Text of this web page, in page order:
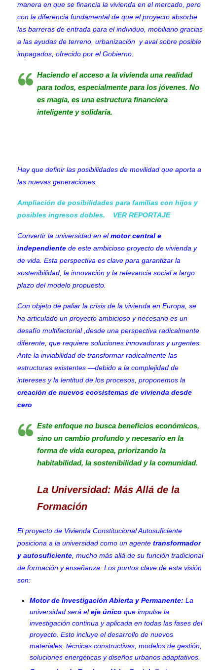
manera en que se financia la vivienda en el mercado, pero
con la diferencia fundamental de que el proyecto absorbe
las barreras de entrada para el individuo, mobiliario gracias
a las ayudas de terreno urbanización y aval sobre posible
impagados, ofrecido por el Gobierno.
Haciendo el acceso a la vivienda una realidad
para todos, especialmente para los jóvenes. No
es magia, es una estructura financiera
inteligente y solidaria.
Hay que definir las posibilidades de movilidad que aporta a
las nuevas generaciones.
Ampliación de posibilidades para familias con hijos y
posibles ingresos dobles. VER REPORTAJE
Convertir la universidad en elmotor central e
independiente de este ambicioso proyecto de vivienda y
de vida. Esta perspectiva es clave para garantizar la
sostenibilidad, la innovación y la relevancia social a largo
plazo del modelo propuesto.
Con objeto de paliar la crisis de la vivienda en Europa, se
ha articulado un proyecto ambicioso y necesario es un
desafío multifactorial ,desde una perspectiva radicalmente
diferente, que requiere soluciones innovadoras y urgentes.
Ante la inviabilidad de transformar radicalmente las
estructuras existentes —debido a la complejidad de
intereses y la lentitud de los procesos, proponemos la
creación de nuevos ecosistemas de vivienda desde
cero
Este enfoque no busca beneficios económicos,
sino un cambio profundo y necesario en la
forma de vida europea, priorizando la
habitabilidad, la sostenibilidad y la comunidad.
La Universidad: Más Allá de la
Formación
El proyecto de Vivienda Constitucional Autosuficiente
posiciona a la universidad como un agente transformador
y autosuficiente , mucho más allá de su función tradicional
de formación y enseñanza. Los puntos clave de esta visión
son:
Motor de Investigación Abierta y Permanente: La
universidad será eleje único que impulse la
investigación continua y aplicada en todas las fases del
proyecto. Esto incluye el desarrollo de nuevos
materiales, técnicas constructivas, modelos de gestión,
soluciones energéticas y diseños urbanos adaptativos.